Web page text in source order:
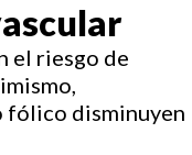
el riesgo de
fólico disminuyen